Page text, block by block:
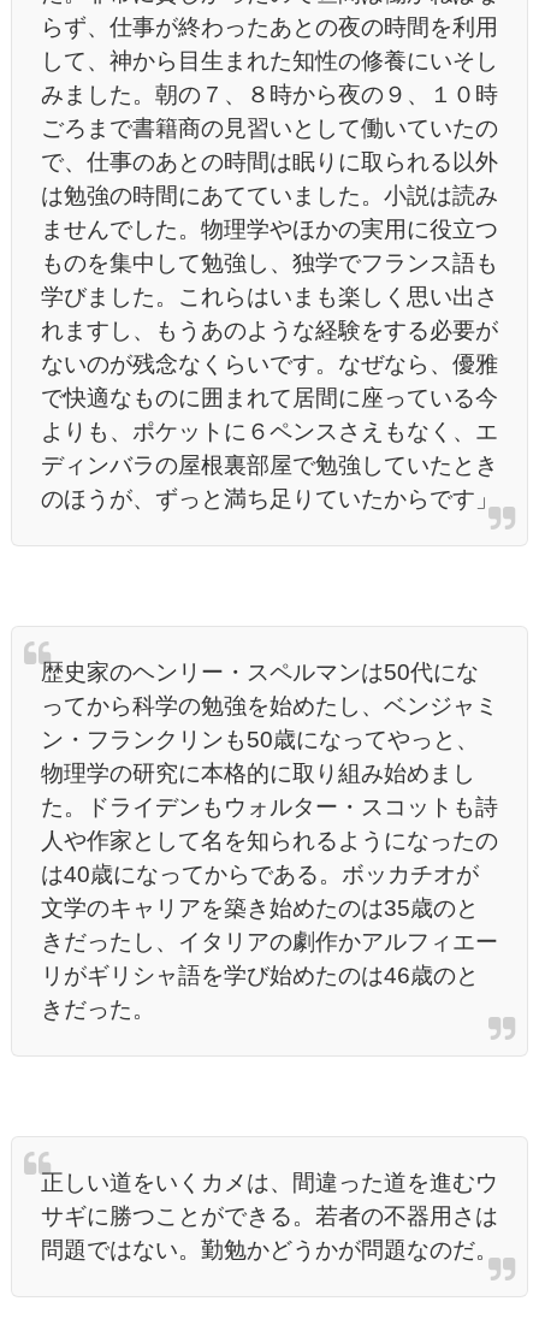
らず、仕事が終わったあとの夜の時間を利用
して、神から目生まれた知性の修養にいそし
みました。朝の７、８時から夜の９、１０時
ごろまで書籍商の見習いとして働いていたの
で、仕事のあとの時間は眠りに取られる以外
は勉強の時間にあてていました。小説は読み
ませんでした。物理学やほかの実用に役立つ
ものを集中して勉強し、独学でフランス語も
学びました。これらはいまも楽しく思い出さ
れますし、もうあのような経験をする必要が
ないのが残念なくらいです。なぜなら、優雅
で快適なものに囲まれて居間に座っている今
よりも、ポケットに６ペンスさえもなく、エ
ディンバラの屋根裏部屋で勉強していたとき
のほうが、ずっと満ち足りていたからです」
歴史家のヘンリー・スペルマンは50代にな
ってから科学の勉強を始めたし、ベンジャミ
ン・フランクリンも50歳になってやっと、
物理学の研究に本格的に取り組み始めまし
た。ドライデンもウォルター・スコットも詩
人や作家として名を知られるようになったの
は40歳になってからである。ボッカチオが
文学のキャリアを築き始めたのは35歳のと
きだったし、イタリアの劇作かアルフィエー
リがギリシャ語を学び始めたのは46歳のと
きだった。
正しい道をいくカメは、間違った道を進むウ
サギに勝つことができる。若者の不器用さは
問題ではない。勤勉かどうかが問題なのだ。